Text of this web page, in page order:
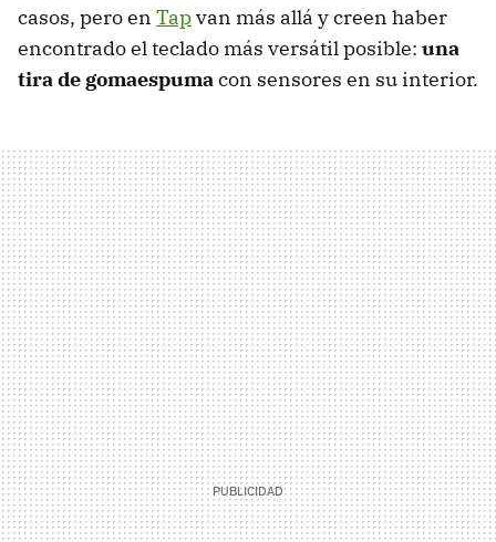
casos, pero en Tapvan más allá y creen haber
encontrado el teclado más versátil posible: una
tira de gomaespumacon sensores en su interior.